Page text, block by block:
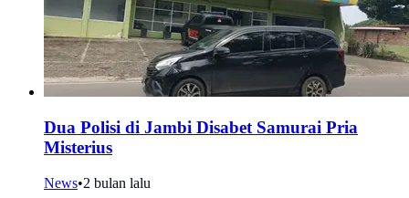
Dua Polisi di Jambi Disabet Samurai Pria
Misterius
News•2 bulan lalu